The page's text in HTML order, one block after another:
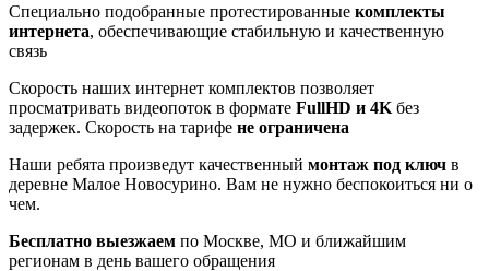
Специально подобранные протестированные комплекты
интернета, обеспечивающие стабильную и качественную
связь
Скорость наших интернет комплектов позволяет
просматривать видеопоток в формате FullHD и 4K без
задержек. Скорость на тарифе не ограничена
Наши ребята произведут качественный монтаж под ключ в
деревне Малое Новосурино. Вам не нужно беспокоиться ни о
чем.
Бесплатно выезжаем по Москве, МО и ближайшим
регионам в день вашего обращения